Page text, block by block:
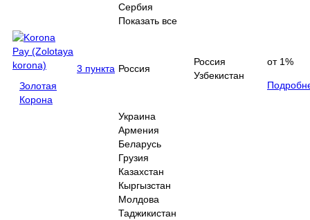
Сербия
Показать все
Золотая
Корона
3 пункта Россия
Россия
Узбекистан
от 1%
Украина
Армения
Беларусь
Грузия
Казахстан
Кыргызстан
Молдова
Таджикистан